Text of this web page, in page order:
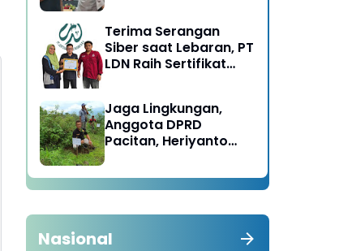
Terima Serangan
Siber saat Lebaran, PT
LDN Raih Sertifikat
Karesidenan Madiun
Raya
Jaga Lingkungan,
Anggota DPRD
Pacitan, Heriyanto
Tebang 100 Pohon
diganti Tanam 1000
Nasional